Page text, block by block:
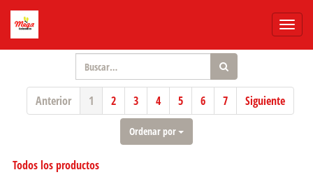
Menú
Anterior 1 2 3 4 5 6 7 Siguiente
Ordenar por
Todos los productos